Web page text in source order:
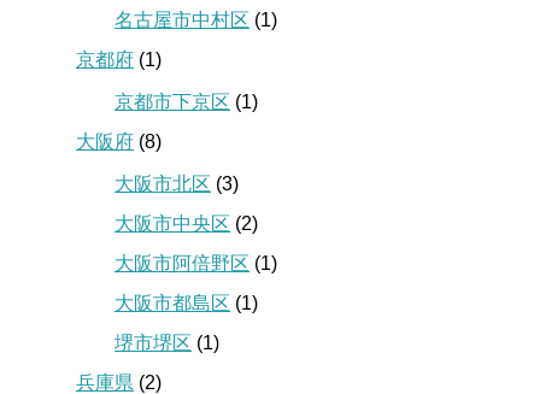
名古屋市中村区 (1)
京都府 (1)
京都市下京区 (1)
大阪府 (8)
大阪市北区 (3)
大阪市中央区 (2)
大阪市阿倍野区 (1)
大阪市都島区 (1)
堺市堺区 (1)
兵庫県 (2)